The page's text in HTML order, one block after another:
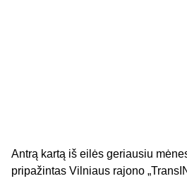
Antrą kartą iš eilės geriausiu
pripažintas Vilniaus rajono